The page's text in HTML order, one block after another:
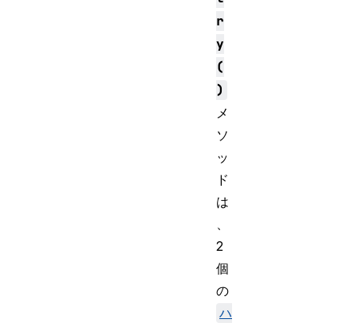
r
y
(
)
メ
ソ
ッ
ド
は
、
2
個
の
ハ